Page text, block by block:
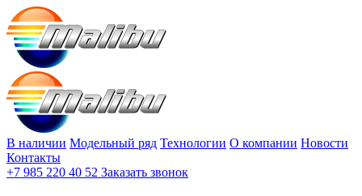
В наличии Модельный ряд Технологии О компании Новости
Контакты
+7 985 220 40 52 Заказать звонок